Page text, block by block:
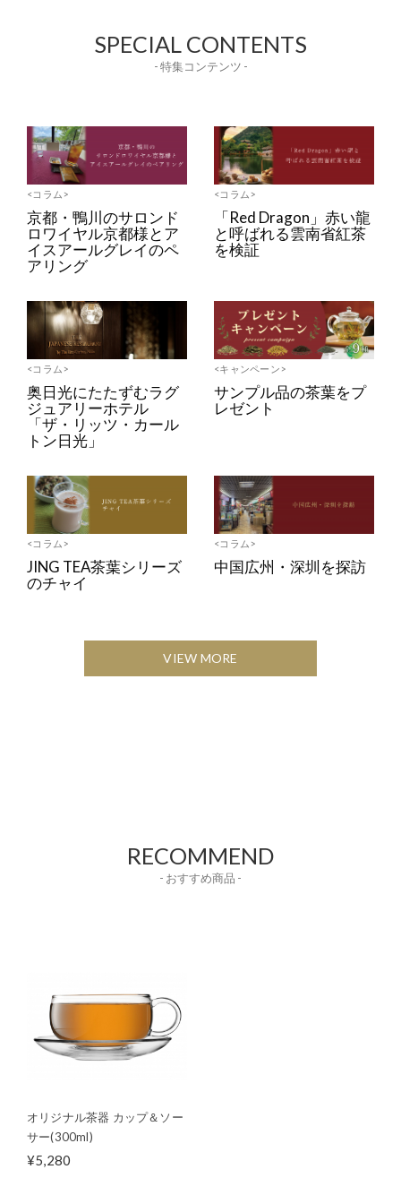
SPECIAL CONTENTS
- 特集コンテンツ -
<コラム>
京都・鴨川のサロンド
ロワイヤル京都様とア
イスアールグレイのペ
アリング
<コラム>
「Red Dragon」赤い龍
と呼ばれる雲南省紅茶
を検証
<コラム>
奥日光にたたずむラグ
ジュアリーホテル
「ザ・リッツ・カール
トン日光」
<キャンペーン>
サンプル品の茶葉をプ
レゼント
<コラム>
JING TEA茶葉シリーズ
のチャイ
<コラム>
中国広州・深圳を探訪
VIEW MORE
RECOMMEND
- おすすめ商品 -
オリジナル茶器 カップ＆ソー
サー(300ml)
¥5,280